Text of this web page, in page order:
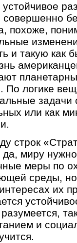
похоже,
и такую как
По логике
задачи
или как
строк
да, миру
меры по
среды, но
их
и